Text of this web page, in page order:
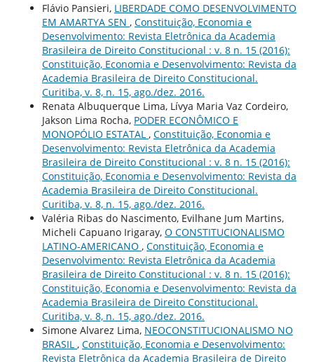
Flávio Pansieri, LIBERDADE COMO DESENVOLVIMENTO
EM AMARTYA SEN , Constituição, Economia e
Desenvolvimento: Revista Eletrônica da Academia
Brasileira de Direito Constitucional : v. 8 n. 15 (2016):
Constituição, Economia e Desenvolvimento: Revista da
Academia Brasileira de Direito Constitucional.
Curitiba, v. 8, n. 15, ago./dez. 2016.
Renata Albuquerque Lima, Lívya Maria Vaz Cordeiro,
Jakson Lima Rocha, PODER ECONÔMICO E
MONOPÓLIO ESTATAL , Constituição, Economia e
Desenvolvimento: Revista Eletrônica da Academia
Brasileira de Direito Constitucional : v. 8 n. 15 (2016):
Constituição, Economia e Desenvolvimento: Revista da
Academia Brasileira de Direito Constitucional.
Curitiba, v. 8, n. 15, ago./dez. 2016.
Valéria Ribas do Nascimento, Evilhane Jum Martins,
Micheli Capuano Irigaray, O CONSTITUCIONALISMO
LATINO-AMERICANO , Constituição, Economia e
Desenvolvimento: Revista Eletrônica da Academia
Brasileira de Direito Constitucional : v. 8 n. 15 (2016):
Constituição, Economia e Desenvolvimento: Revista da
Academia Brasileira de Direito Constitucional.
Curitiba, v. 8, n. 15, ago./dez. 2016.
Simone Alvarez Lima, NEOCONSTITUCIONALISMO NO
BRASIL , Constituição, Economia e Desenvolvimento:
Revista Eletrônica da Academia Brasileira de Direito